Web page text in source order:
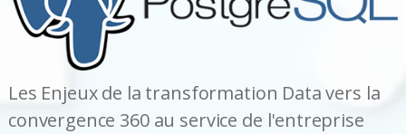
Les Enjeux de la transformation Data vers la
convergence 360 au service de l'entreprise